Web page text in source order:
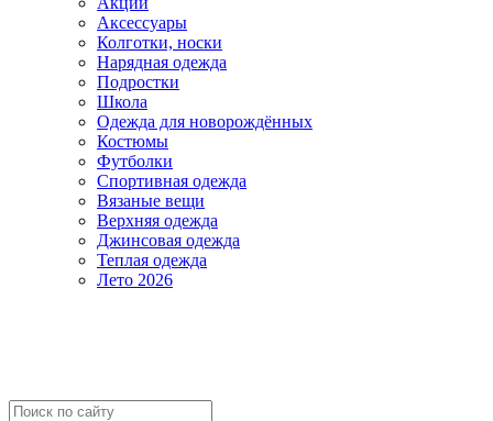
Аксессуары
Колготки, носки
Нарядная одежда
Подростки
Школа
Одежда для новорождённых
Костюмы
Футболки
Спортивная одежда
Вязаные вещи
Верхняя одежда
Джинсовая одежда
Теплая одежда
Лето 2026